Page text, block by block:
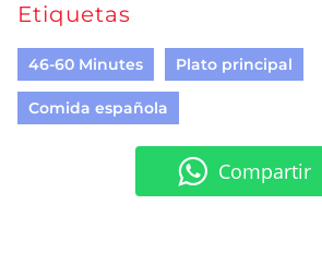
Etiquetas
46-60 Minutes Plato principal
Comida española
Compartir